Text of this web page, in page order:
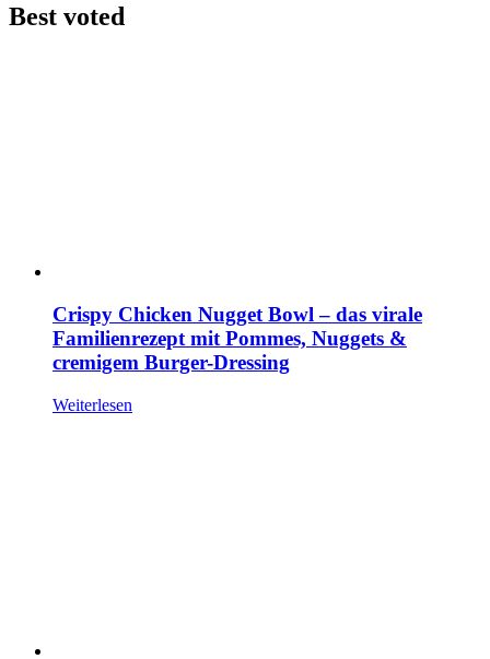
Best voted
Crispy Chicken Nugget Bowl – das virale
Familienrezept mit Pommes, Nuggets &
cremigem Burger-Dressing
Weiterlesen